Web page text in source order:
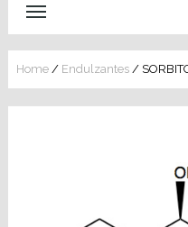
Home / Endulzantes /